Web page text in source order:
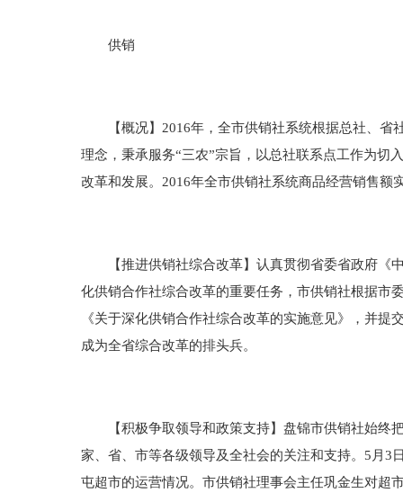
供销
【概况】2016年，全市供销社系统根据总社、省
理念，秉承服务“三农”宗旨，以总社联系点工作为切
改革和发展。2016年全市供销社系统商品经营销售额
【推进供销社综合改革】认真贯彻省委省政府《中
化供销合作社综合改革的重要任务，市供销社根据市
《关于深化供销合作社综合改革的实施意见》，并
成为全省综合改革的排头兵。
【积极争取领导和政策支持】盘锦市供销社始终把
家、省、市等各级领导及全社会的关注和支持。5月3
屯超市的运营情况。市供销社理事会主任巩金生对超